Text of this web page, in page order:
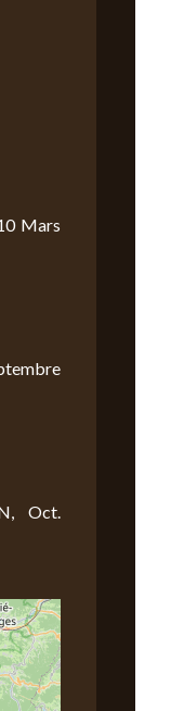
Mars
Oct.